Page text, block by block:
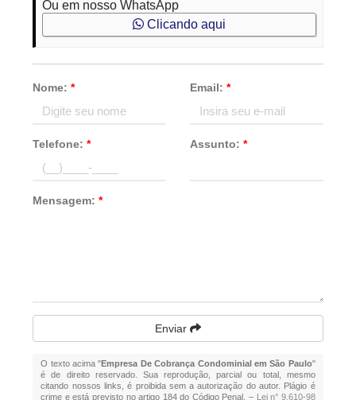
Ou em nosso WhatsApp
Clicando aqui
Nome:* Email: *
Telefone:* Assunto: *
Mensagem:*
Enviar
O texto acima "Empresa De Cobrança Condominial em São Paulo"
é de direito reservado. Sua reprodução, parcial ou total, mesmo
citando nossos links, é proibida sem a autorização do autor. Plágio é
crime e está previsto no artigo 184 do Código Penal. – Lei n° 9.610-98